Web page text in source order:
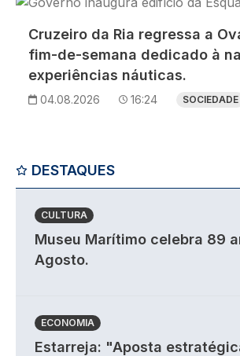
Cruzeiro da Ria regressa a
fim-de-semana dedicado à
experiências náuticas.
04.08.2026 16:24 SOCIEDADE
DESTAQUES
CULTURA
Museu Marítimo celebra 89
Agosto.
ECONOMIA
Estarreja: "Aposta